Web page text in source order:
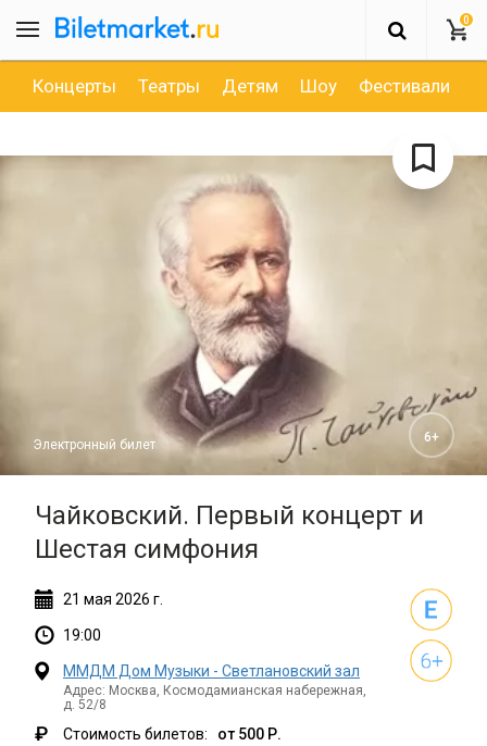
0
Концерты Театры Детям Шоу Фестивали
Чайковский. Первый концерт и
Шестая симфония
Электронный билет 6+
21 мая 2026 г.
19:00
ММДМ Дом Музыки - Светлановский зал
Адрес: Москва, Космодамианская набережная,
д. 52/8
₽ Стоимость билетов: от 500 Р.